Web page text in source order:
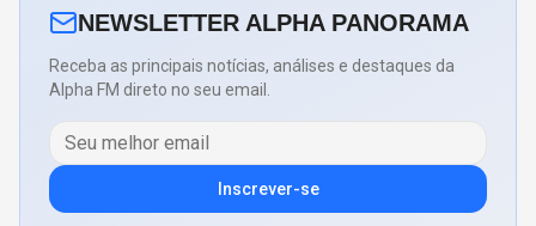
NEWSLETTER ALPHA PANORAMA
Receba as principais notícias, análises e destaques da
Alpha FM direto no seu email.
Inscrever-se